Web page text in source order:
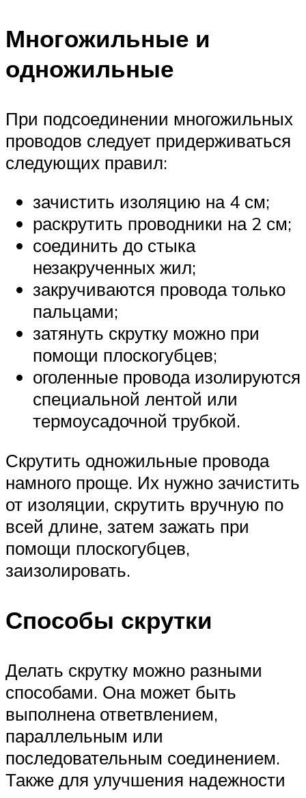
Многожильные и
одножильные
При подсоединении многожильных
проводов следует придерживаться
следующих правил:
зачистить изоляцию на 4 см;
раскрутить проводники на 2 см;
соединить до стыка
незакрученных жил;
закручиваются провода только
пальцами;
затянуть скрутку можно при
помощи плоскогубцев;
оголенные провода изолируются
специальной лентой или
термоусадочной трубкой.
Скрутить одножильные провода
намного проще. Их нужно зачистить
от изоляции, скрутить вручную по
всей длине, затем зажать при
помощи плоскогубцев,
заизолировать.
Способы скрутки
Делать скрутку можно разными
способами. Она может быть
выполнена ответвлением,
параллельным или
последовательным соединением.
Также для улучшения надежности